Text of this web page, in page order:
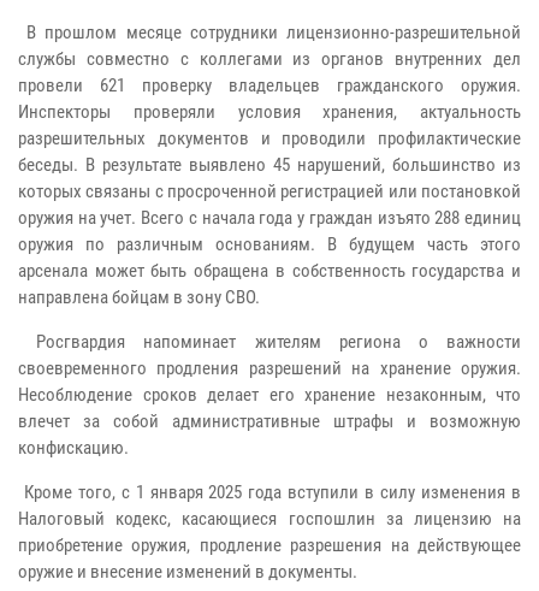
В прошлом месяце сотрудники лицензионно-разрешительной
службы совместно с коллегами из органов внутренних дел
провели 621 проверку владельцев гражданского оружия.
Инспекторы проверяли условия хранения, актуальность
разрешительных документов и проводили профилактические
беседы. В результате выявлено 45 нарушений, большинство из
которых связаны с просроченной регистрацией или постановкой
оружия на учет. Всего с начала года у граждан изъято 288 единиц
оружия по различным основаниям. В будущем часть этого
арсенала может быть обращена в собственность государства и
направлена бойцам в зону СВО.
Росгвардия напоминает жителям региона о важности
своевременного продления разрешений на хранение оружия.
Несоблюдение сроков делает его хранение незаконным, что
влечет за собой административные штрафы и возможную
конфискацию.
Кроме того, с 1 января 2025 года вступили в силу изменения в
Налоговый кодекс, касающиеся госпошлин за лицензию на
приобретение оружия, продление разрешения на действующее
оружие и внесение изменений в документы.